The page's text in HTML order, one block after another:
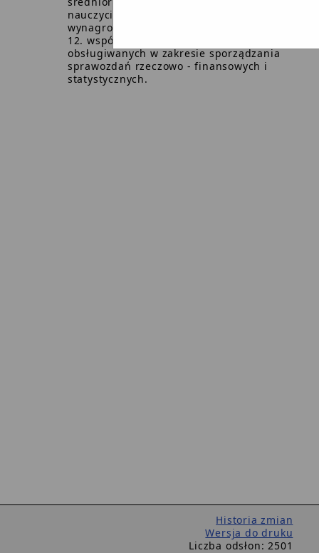
nauczycieli w zakresie wypłaconych kwot
wynagrodzeń,
współpraca z kierownikami jednostek
obsługiwanych w zakresie sporządzania
sprawozdań rzeczowo - finansowych i
statystycznych.
Historia zmian
Wersja do druku
Liczba odsłon: 2501